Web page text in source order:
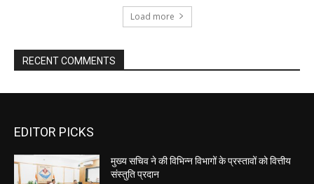
EDITOR PICKS
मुख्य सचिव ने की विभिन्न विभागों के प्रस्तावों को वित्तीय
संस्तुति प्रदान